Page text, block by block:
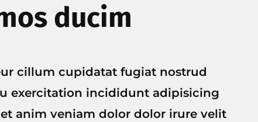
ducim
cillum cupidatat fugiat nostrud
exercitation incididunt adipisicing
anim veniam dolor dolor irure velit